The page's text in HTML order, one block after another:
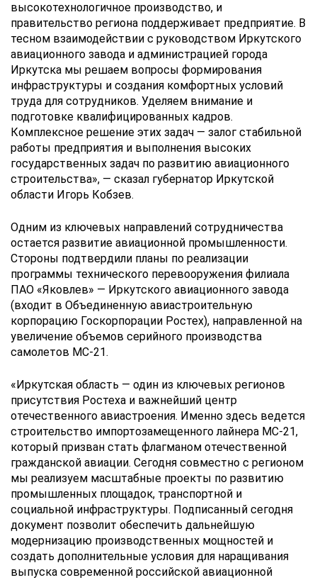
высокотехнологичное производство, и
правительство региона поддерживает предприятие. В
тесном взаимодействии с руководством Иркутского
авиационного завода и администрацией города
Иркутска мы решаем вопросы формирования
инфраструктуры и создания комфортных условий
труда для сотрудников. Уделяем внимание и
подготовке квалифицированных кадров.
Комплексное решение этих задач — залог стабильной
работы предприятия и выполнения высоких
государственных задач по развитию авиационного
строительства», — сказал губернатор Иркутской
области Игорь Кобзев.
Одним из ключевых направлений сотрудничества
остается развитие авиационной промышленности.
Стороны подтвердили планы по реализации
программы технического перевооружения филиала
ПАО «Яковлев» — Иркутского авиационного завода
(входит в Объединенную авиастроительную
корпорацию Госкорпорации Ростех), направленной на
увеличение объемов серийного производства
самолетов МС-21.
«Иркутская область — один из ключевых регионов
присутствия Ростеха и важнейший центр
отечественного авиастроения. Именно здесь ведется
строительство импортозамещенного лайнера МС-21,
который призван стать флагманом отечественной
гражданской авиации. Сегодня совместно с регионом
мы реализуем масштабные проекты по развитию
промышленных площадок, транспортной и
социальной инфраструктуры. Подписанный сегодня
документ позволит обеспечить дальнейшую
модернизацию производственных мощностей и
создать дополнительные условия для наращивания
выпуска современной российской авиационной